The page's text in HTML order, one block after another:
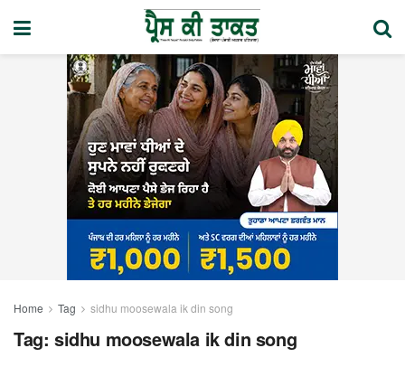
Home Tag sidhu moosewala ik din song
Tag: sidhu moosewala ik din song